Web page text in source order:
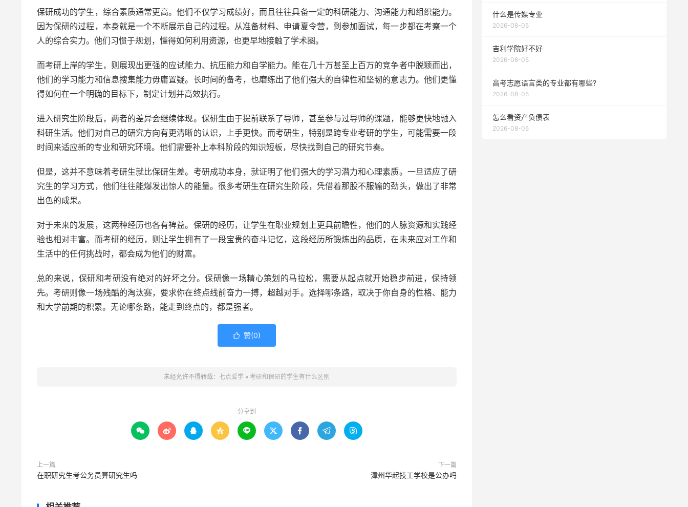
保研成功的学生，综合素质通常更高。他们不仅学习成绩好，而且往往具备一定的科研能力、沟通能力和组织能力。
因为保研的过程，本身就是一个不断展示自己的过程。从准备材料、申请夏令营，到参加面试，每一步都在考察一个
人的综合实力。他们习惯于规划，懂得如何利用资源，也更早地接触了学术圈。
而考研上岸的学生，则展现出更强的应试能力、抗压能力和自学能力。能在几十万甚至上百万的竞争者中脱颖而出，
他们的学习能力和信息搜集能力毋庸置疑。长时间的备考，也磨练出了他们强大的自律性和坚韧的意志力。他们更懂
得如何在一个明确的目标下，制定计划并高效执行。
进入研究生阶段后，两者的差异会继续体现。保研生由于提前联系了导师，甚至参与过导师的课题，能够更快地融入
科研生活。他们对自己的研究方向有更清晰的认识，上手更快。而考研生，特别是跨专业考研的学生，可能需要一段
时间来适应新的专业和研究环境。他们需要补上本科阶段的知识短板，尽快找到自己的研究节奏。
但是，这并不意味着考研生就比保研生差。考研成功本身，就证明了他们强大的学习潜力和心理素质。一旦适应了研
究生的学习方式，他们往往能爆发出惊人的能量。很多考研生在研究生阶段，凭借着那股不服输的劲头，做出了非常
出色的成果。
对于未来的发展，这两种经历也各有裨益。保研的经历，让学生在职业规划上更具前瞻性，他们的人脉资源和实践经
验也相对丰富。而考研的经历，则让学生拥有了一段宝贵的奋斗记忆，这段经历所锻炼出的品质，在未来应对工作和
生活中的任何挑战时，都会成为他们的财富。
总的来说，保研和考研没有绝对的好坏之分。保研像一场精心策划的马拉松，需要从起点就开始稳步前进，保持领
先。考研则像一场残酷的淘汰赛，要求你在终点线前奋力一搏，超越对手。选择哪条路，取决于你自身的性格、能力
和大学前期的积累。无论哪条路，能走到终点的，都是强者。
 赞(0)
未经允许不得转载： 七点爱学 » 考研和保研的学生有什么区别
分享到
        
上一篇
在职研究生考公务员算研究生吗
下一篇
漳州华起技工学校是公办吗
什么是传媒专业
2026-08-05
吉利学院好不好
2026-08-05
高考志愿语言类的专业都有哪些?
2026-08-05
怎么看资产负债表
2026-08-05